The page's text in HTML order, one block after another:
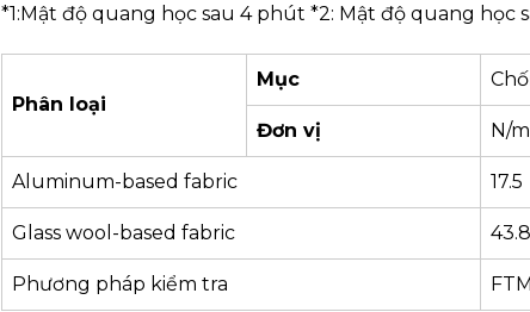
*1:Mật độ quang học sau 4 phút *2: Mật độ quang học
Phân loại
Mục
Đơn vị N/
Aluminum-based fabric 17.5
Glass wool-based fabric 43.8
Phương pháp kiểm tra